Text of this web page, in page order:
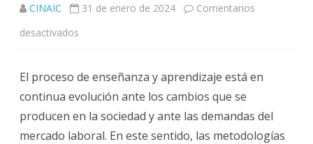
CINAIC 31 de enero de 2024
Comentarios
desactivados
práctico
de
uso
El proceso de enseñanza y aprendizaje está en
continua evolución ante los cambios que se
producen en la sociedad y ante las demandas del
mercado laboral. En este sentido, las metodologías